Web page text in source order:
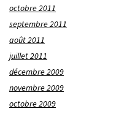
octobre 2011
septembre 2011
août 2011
juillet 2011
décembre 2009
novembre 2009
octobre 2009